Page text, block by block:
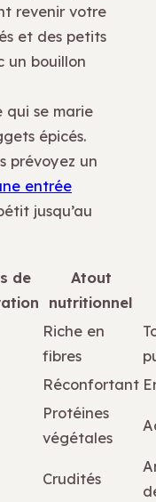
revenir votre
et des petits
un bouillon
qui se marie
épicés.
prévoyez un
entrée
jusqu’au
de
Atout
nutritionnel
Riche en
fibres
Réconfortant
Protéines
végétales
Crudités